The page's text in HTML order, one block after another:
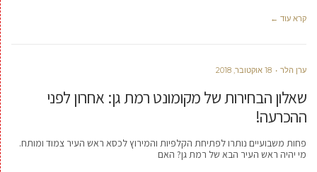
קרא עוד ←
ערן הלר 18 אוקטובר, 2018
שאלון הבחירות של מקומונט רמת גן: אחרון לפני
ההכרעה!
פחות משבועיים נותרו לפתיחת הקלפיות והמירוץ לכסא ראש העיר צמוד ומותח.
מי יהיה ראש העיר הבא של רמת גן? האם